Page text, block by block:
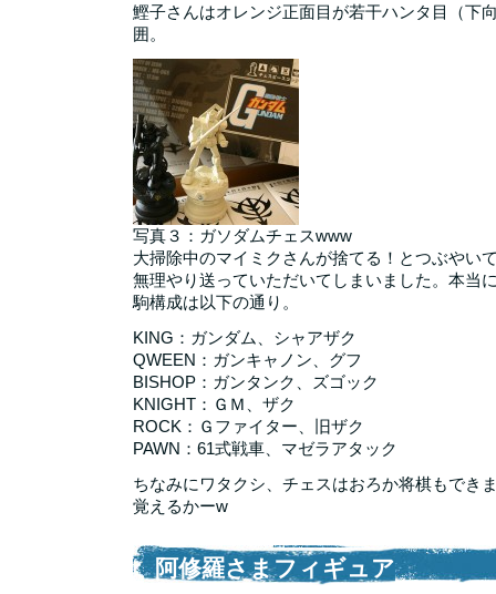
鰹子さんはオレンジ正面目が若干ハンタ目（下
囲。
写真３：ガソダムチェスwww
大掃除中のマイミクさんが捨てる！とつぶやい
無理やり送っていただいてしまいました。本当
駒構成は以下の通り。
KING：ガンダム、シャアザク
QWEEN：ガンキャノン、グフ
BISHOP：ガンタンク、ズゴック
KNIGHT：ＧＭ、ザク
ROCK：Ｇファイター、旧ザク
PAWN：61式戦車、マゼラアタック
ちなみにワタクシ、チェスはおろか将棋もでき
覚えるかーw
阿修羅さまフィギュア